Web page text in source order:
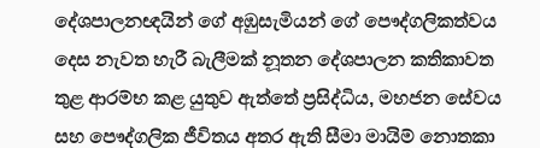
දේශපාලනඥයින් ගේ අඹුසැමියන් ගේ පෞද්ගලිකත්වය
දෙස නැවත හැරී බැලීමක්නූතන දේශපාලන කතිකාවත
තුළ ආරම්භ කළ යුතුව ඇත්තේ ප්‍රසිද්ධිය, මහජන සේවය
සහ පෞද්ගලික ජීවිතය අතර ඇති සීමා මායිම් නොතකා